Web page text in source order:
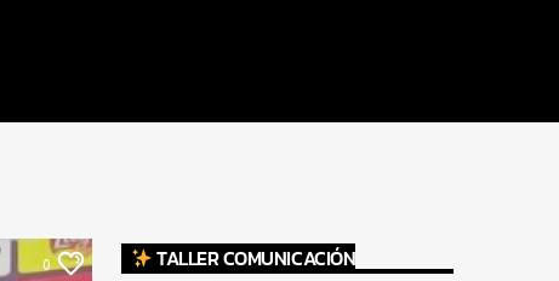
0
TALLER COMUNICACIÓN